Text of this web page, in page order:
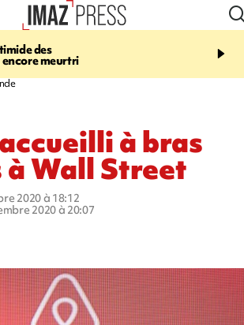
des
meurtri
13:09
Des
font cinq morts en
à bras
Wall Street
2020 à 18:12
2020 à 20:07